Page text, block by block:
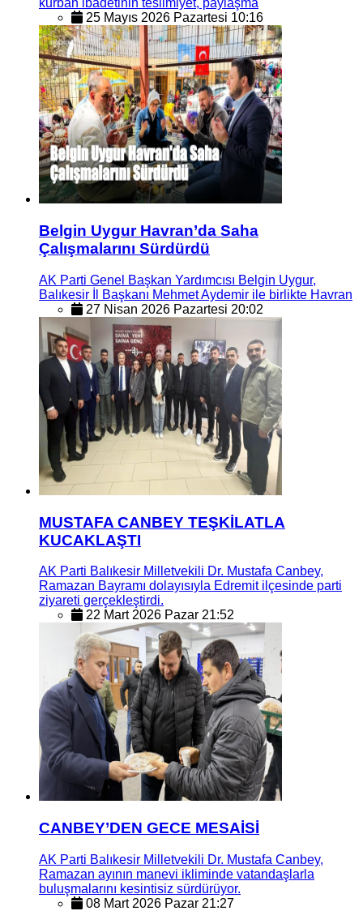
kurban ibadetinin teslimiyet, paylaşma
25 Mayıs 2026 Pazartesi 10:16
Belgin Uygur Havran’da Saha
Çalışmalarını Sürdürdü
AK Parti Genel Başkan Yardımcısı Belgin Uygur,
Balıkesir İl Başkanı Mehmet Aydemir ile birlikte Havran
27 Nisan 2026 Pazartesi 20:02
MUSTAFA CANBEY TEŞKİLATLA
KUCAKLAŞTI
AK Parti Balıkesir Milletvekili Dr. Mustafa Canbey,
Ramazan Bayramı dolayısıyla Edremit ilçesinde parti
ziyareti gerçekleştirdi.
22 Mart 2026 Pazar 21:52
CANBEY’DEN GECE MESAİSİ
AK Parti Balıkesir Milletvekili Dr. Mustafa Canbey,
Ramazan ayının manevi ikliminde vatandaşlarla
buluşmalarını kesintisiz sürdürüyor.
08 Mart 2026 Pazar 21:27